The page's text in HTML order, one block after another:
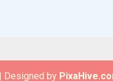
| Designed by